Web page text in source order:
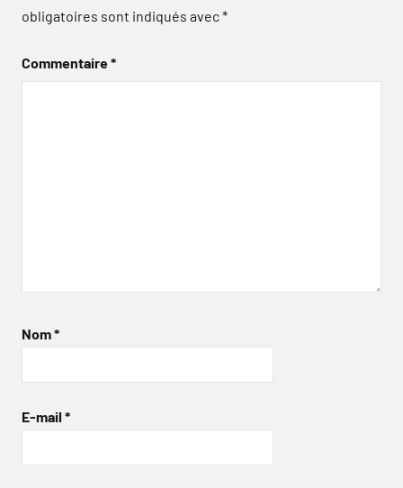
obligatoires sont indiqués avec*
Commentaire*
Nom*
E-mail *